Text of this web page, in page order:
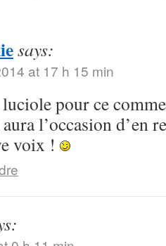
says:
at 17 h 15 min
pour ce
aura l’occasion d’en
voix !